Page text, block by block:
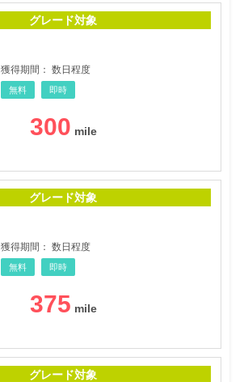
グレード対象
獲得期間： 数日程度
無料 即時
300
グレード対象
獲得期間： 数日程度
無料 即時
375
グレード対象